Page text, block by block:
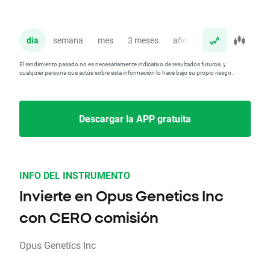
dia semana mes 3 meses año
El rendimiento pasado no es necesariamente indicativo de resultados futuros, y
cualquier persona que actúe sobre esta información lo hace bajo su propio riesgo.
Descargar la APP gratuita
INFO DEL INSTRUMENTO
Invierte en Opus Genetics Inc
con CERO comisión
Opus Genetics Inc